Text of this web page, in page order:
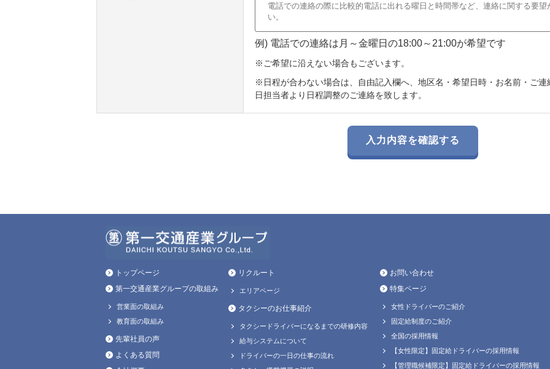
例) 電話での連絡は月～金曜日の18:00～21:00が希望です
※ご希望に沿えない場合もございます。
※日程が合わない場合は、自由記入欄へ、地区名・希望日時・お名前・ご
日担当者より日程調整のご連絡を致します。
トップページ
第一交通産業グループの取組み
営業面の取組み
教育面の取組み
先輩社員の声
よくある質問
リクルート
エリアページ
タクシーのお仕事紹介
タクシードライバーになるまでの研修内容
給与システムについて
ドライバーの一日の仕事の流れ
お問い合わせ
特集ページ
女性ドライバーのご紹介
固定給制度のご紹介
全国の採用情報
【女性限定】固定給ドライバーの採用情報
【管理職候補限定】固定給ドライバーの採用情報